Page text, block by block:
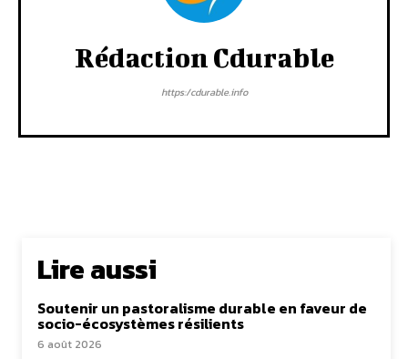
Rédaction Cdurable
https:/cdurable.info
Lire aussi
Soutenir un pastoralisme durable en faveur de
socio-écosystèmes résilients
6 août 2026